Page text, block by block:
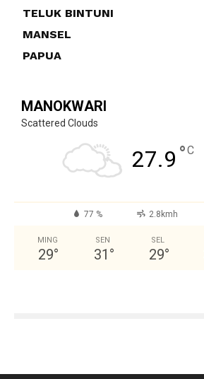
TELUK BINTUNI
MANSEL
PAPUA
MANOKWARI
Scattered Clouds
27.9 °C
77 % 2.8kmh
MING
29°
SEN
31 °
SEL
29°